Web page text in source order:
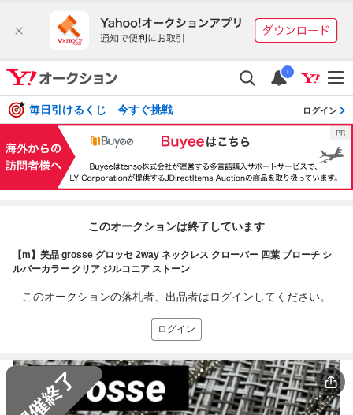
i
毎日引けるくじ 今すぐ挑戦 ログイン
このオークションは終了しています
【m】美品 grosse グロッセ 2way ネックレス クローバー 四葉 ブローチ シ
ルバーカラー クリア ジルコニア ストーン
このオークションの落札者、出品者はログインしてください。
ログイン